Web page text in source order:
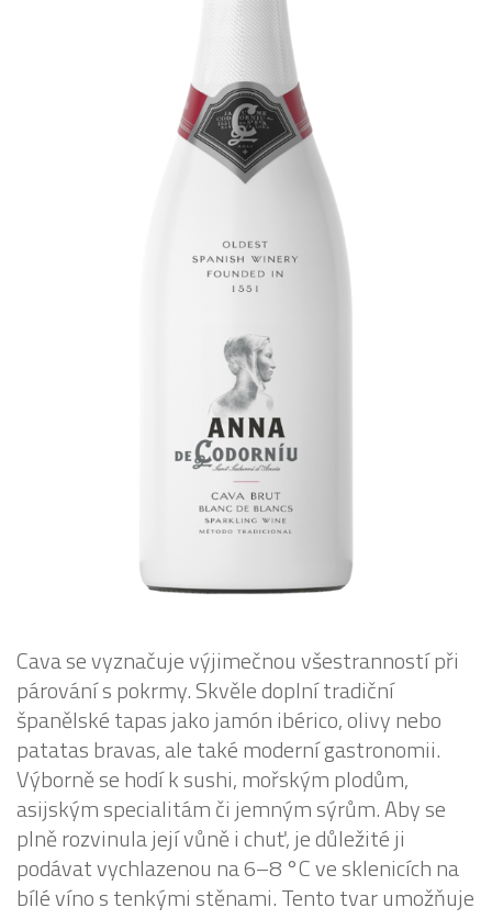
Cava se vyznačuje výjimečnou všestranností při
párování s pokrmy. Skvěle doplní tradiční
španělské tapas jako jamón ibérico, olivy nebo
patatas bravas, ale také moderní gastronomii.
Výborně se hodí k sushi, mořským plodům,
asijským specialitám či jemným sýrům. Aby se
plně rozvinula její vůně i chuť, je důležité ji
podávat vychlazenou na 6–8 °C ve sklenicích na
bílé víno s tenkými stěnami. Tento tvar umožňuje